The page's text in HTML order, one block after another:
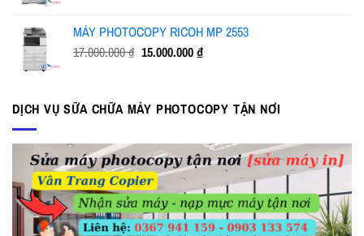
37.000.000 ₫.là:
35.500.000 ₫.
MÁY PHOTOCOPY RICOH MP 2553
17.000.000₫ Giá
17.000.000 ₫.
15.000.000₫Giá
là:
15.000.000 ₫.
DỊCH VỤ SỮA CHỮA MÁY PHOTOCOPY TẬN NƠI